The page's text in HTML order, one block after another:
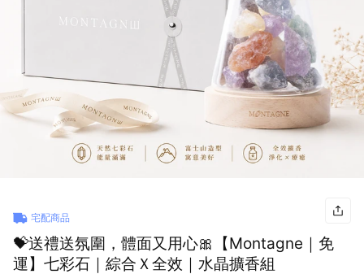
宅配商品
💝送禮送氛圍，體面又用心🎀【Montagne｜免
運】七彩石｜綜合Ｘ全效｜水晶擴香組